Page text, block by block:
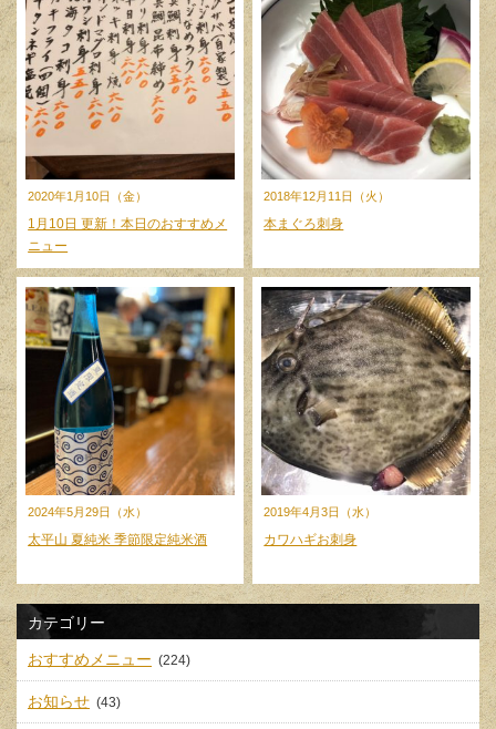
2020年1月10日（金）
1月10日 更新！本日のおすすめメ
ニュー
2018年12月11日（火）
本まぐろ刺身
2024年5月29日（水）
太平山 夏純米 季節限定純米酒
2019年4月3日（水）
カワハギお刺身
カテゴリー
おすすめメニュー (224)
お知らせ (43)